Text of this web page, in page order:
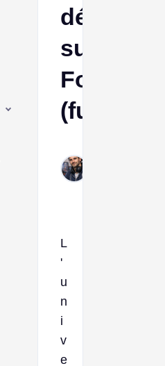
sur
Fortnite
(fuites)
L
'
u
n
i
v
e